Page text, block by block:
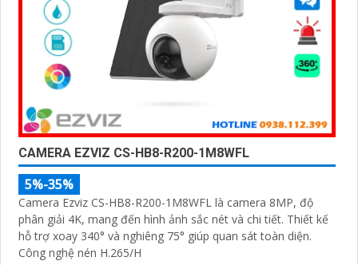
CAMERA EZVIZ CS-HB8-R200-1M8WFL
5%-35%
Camera Ezviz CS-HB8-R200-1M8WFL là camera 8MP, độ
phân giải 4K, mang đến hình ảnh sắc nét và chi tiết. Thiết kế
hỗ trợ xoay 340° và nghiêng 75° giúp quan sát toàn diện.
Công nghệ nén H.265/H